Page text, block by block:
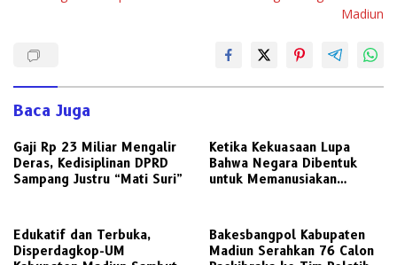
Madiun
Baca Juga
Gaji Rp 23 Miliar Mengalir
Deras, Kedisiplinan DPRD
Sampang Justru “Mati Suri”
Ketika Kekuasaan Lupa
Bahwa Negara Dibentuk
untuk Memanusiakan
Edukatif dan Terbuka,
Disperdagkop-UM
Bakesbangpol Kabupaten
Madiun Serahkan 76 Calon